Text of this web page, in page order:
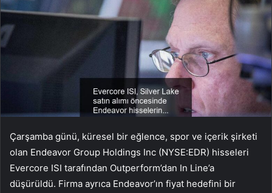
Çarşamba günü, küresel bir eğlence, spor ve içerik şirketi
olan Endeavor Group Holdings Inc (NYSE:EDR) hisseleri
Evercore ISI tarafından Outperform’dan In Line’a
düşürüldü. Firma ayrıca Endeavor’ın fiyat hedefini bir